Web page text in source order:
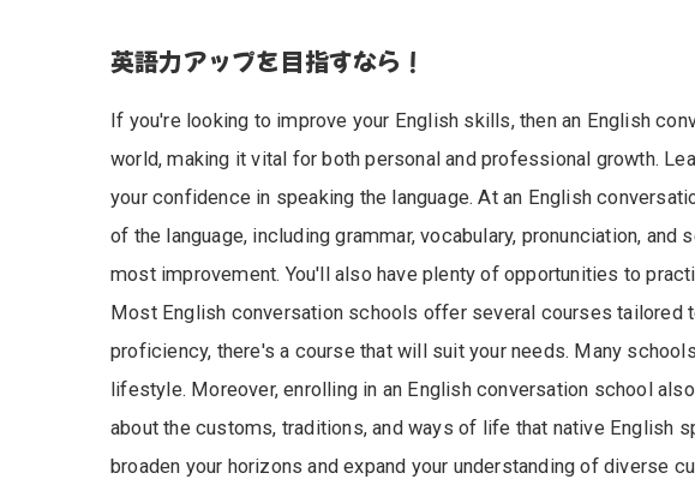
英語力アップを目指すなら！
If you're looking to improve your English skills, then an English
world, making it vital for both personal and professional growth.
your confidence in speaking the language. At an English
of the language, including grammar, vocabulary, pronunciation,
most improvement. You'll also have plenty of opportunities to
Most English conversation schools offer several courses tailored
proficiency, there's a course that will suit your needs. Many
lifestyle. Moreover, enrolling in an English conversation school
about the customs, traditions, and ways of life that native English
broaden your horizons and expand your understanding of diverse